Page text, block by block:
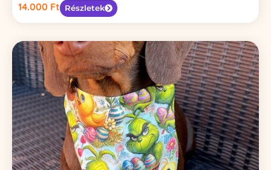
14.000 Ft Részletek